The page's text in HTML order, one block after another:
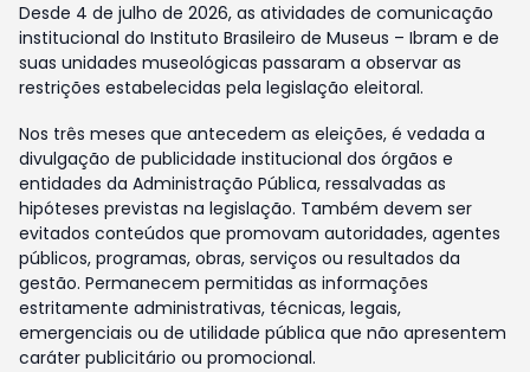
Desde 4 de julho de 2026, as atividades de comunicação
institucional do Instituto Brasileiro de Museus – Ibram e de
suas unidades museológicas passaram a observar as
restrições estabelecidas pela legislação eleitoral.
Nos três meses que antecedem as eleições, é vedada a
divulgação de publicidade institucional dos órgãos e
entidades da Administração Pública, ressalvadas as
hipóteses previstas na legislação. Também devem ser
evitados conteúdos que promovam autoridades, agentes
públicos, programas, obras, serviços ou resultados da
gestão. Permanecem permitidas as informações
estritamente administrativas, técnicas, legais,
emergenciais ou de utilidade pública que não apresentem
caráter publicitário ou promocional.